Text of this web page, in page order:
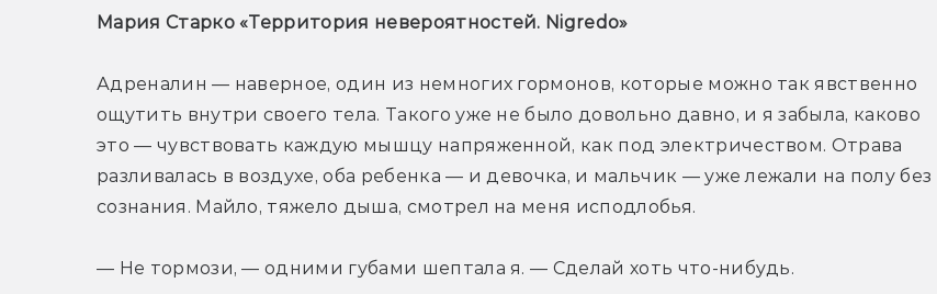
Мария Старко «Территория невероятностей. Nigredo»
Адреналин — наверное, один из немногих гормонов, которые можно так явственно
ощутить внутри своего тела. Такого уже не было довольно давно, и я забыла, каково
это — чувствовать каждую мышцу напряженной, как под электричеством. Отрава
разливалась в воздухе, оба ребенка — и девочка, и мальчик — уже лежали на полу без
сознания. Майло, тяжело дыша, смотрел на меня исподлобья.
— Не тормози, — одними губами шептала я. — Сделай хоть что-нибудь.